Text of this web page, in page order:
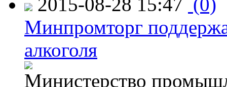
Минпромторг
алкоголя
Министерство